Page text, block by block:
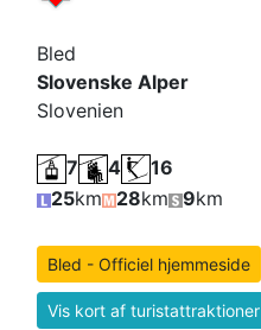
Bled
Slovenske Alper
Slovenien
7 4
16
25km 28km 9km
Bled - Officiel hjemmeside
Vis kort af turistattraktioner